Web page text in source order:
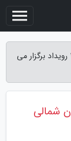
برای معرفی قابلیت های خراسان شمالی 100 رویداد برگزار می
شمالی